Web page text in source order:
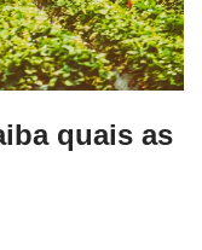
quais as